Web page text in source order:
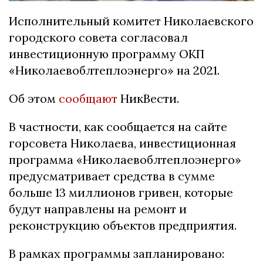
Исполнительный комитет Николаевского
городского совета согласовал
инвестиционную программу ОКП
«Николаевоблтеплоэнерго» на 2021.
Об этом сообщают НикВести.
В частности, как сообщается на сайте
горсовета Николаева, инвестиционная
программа «Николаевоблтеплоэнерго»
предусматривает средства в сумме
больше 13 миллионов гривен, которые
будут направлены на ремонт и
реконструкцию объектов предприятия.
В рамках программы запланировано: